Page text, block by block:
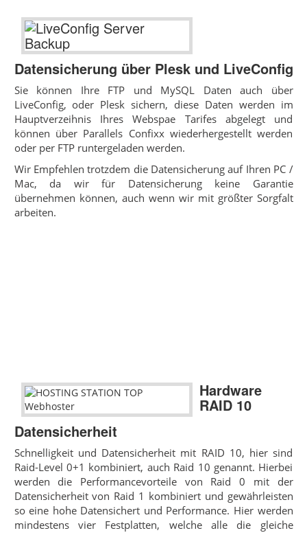
Datensicherung über Plesk und LiveConfig
Sie können Ihre FTP und MySQL Daten auch über
LiveConfig, oder Plesk sichern, diese Daten werden im
Hauptverzeihnis Ihres Webspae Tarifes abgelegt und
können über Parallels Confixx wiederhergestellt werden
oder per FTP runtergeladen werden.
Wir Empfehlen trotzdem die Datensicherung auf Ihren PC /
Mac, da wir für Datensicherung keine Garantie
übernehmen können, auch wenn wir mit größter Sorgfalt
arbeiten.
Hardware
RAID 10
Datensicherheit
Schnelligkeit und Datensicherheit mit RAID 10, hier sind
Raid-Level 0+1 kombiniert, auch Raid 10 genannt. Hierbei
werden die Performancevorteile von Raid 0 mit der
Datensicherheit von Raid 1 kombiniert und gewährleisten
so eine hohe Datensichert und Performance. Hier werden
mindestens vier Festplatten, welche alle die gleiche